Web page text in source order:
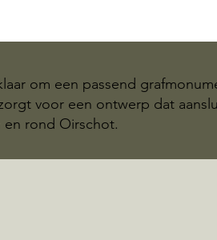
om een passend
voor een ontwerp dat
en rond Oirschot.